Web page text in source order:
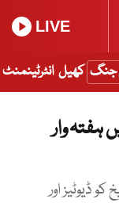
LIVE
جنگ کھیل انٹرٹینمنٹ
ہفتہ وار
ڈیوٹیز اور